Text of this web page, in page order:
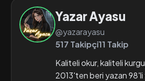
Yazar Ayasu
@yazarayasu
517 Takipçi11 Takip
Kaliteli okur, kaliteli
2013'ten beri yazan 98'li